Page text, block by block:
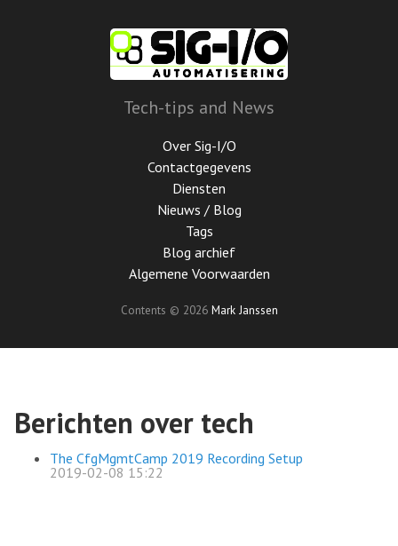
Tech-tips and News
Over Sig-I/O
Contactgegevens
Diensten
Nieuws / Blog
Tags
Blog archief
Algemene Voorwaarden
Contents © 2026 Mark Janssen
Berichten over tech
The CfgMgmtCamp 2019 Recording Setup
2019-02-08 15:22